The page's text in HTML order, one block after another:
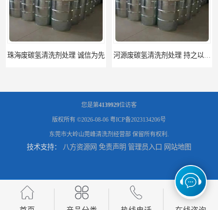
河源废碳氢清洗剂处理 持之以恒为客户服务
梅州回收废碳氢清洗剂 现款交易 惠州废白电油回收 持之以恒为客户服务
您是第4139929位访客
版权所有 ©2026-08-06 粤ICP备2023134206号
东莞市大岭山莞峰清洗剂经营部 保留所有权利.
技术支持： 八方资源网 免责声明 管理员入口 网站地图